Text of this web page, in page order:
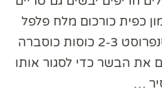
כפית כורכום מלח פלפל
שחור חומוס מבושל או סנפרוסט 2-3 כוסות כוסברה
את הבשר כדי לסגור אותו
…